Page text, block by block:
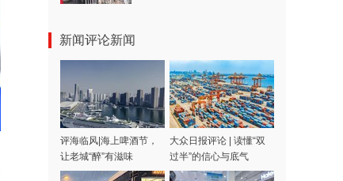
新闻评论新闻
评海临风|海上啤酒节，
让老城“醉”有滋味
大众日报评论 | 读懂“双
过半”的信心与底气